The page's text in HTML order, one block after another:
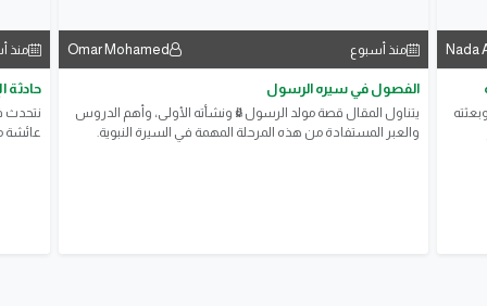
Nada منذ أسبوع Omar Mohamed
الفصول في سيره الرسول
يتناول المقال قصة مولد الرسول ﷺ ونشأته الأولى، وأهم الدروس
والعبر المستفادة من هذه المرحلة المهمة في السيرة النبوية.
منذ
حادثة
نتحدث
عائشة